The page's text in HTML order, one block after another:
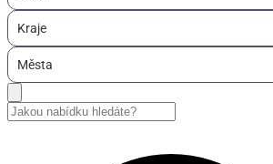
Kraje
Města